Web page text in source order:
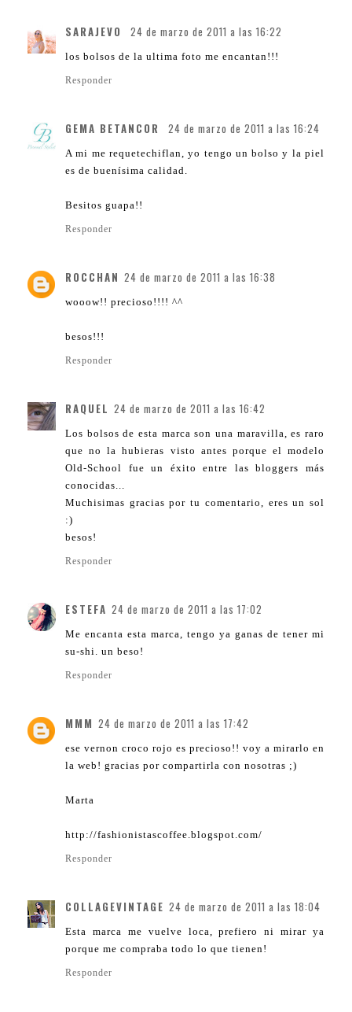
SARAJEVO 24 de marzo de 2011 a las 16:22
los bolsos de la ultima foto me encantan!!!
Responder
GEMA BETANCOR 24 de marzo de 2011 a las 16:24
A mi me requetechiflan, yo tengo un bolso y la piel
es de buenísima calidad.
Besitos guapa!!
Responder
ROCCHAN 24 de marzo de 2011 a las 16:38
wooow!! precioso!!!! ^^
besos!!!
Responder
RAQUEL 24 de marzo de 2011 a las 16:42
Los bolsos de esta marca son una maravilla, es raro
que no la hubieras visto antes porque el modelo
Old-School fue un éxito entre las bloggers más
conocidas...
Muchisimas gracias por tu comentario, eres un sol
:)
besos!
Responder
ESTEFA 24 de marzo de 2011 a las 17:02
Me encanta esta marca, tengo ya ganas de tener mi
su-shi. un beso!
Responder
MMM 24 de marzo de 2011 a las 17:42
ese vernon croco rojo es precioso!! voy a mirarlo en
la web! gracias por compartirla con nosotras ;)
Marta
http://fashionistascoffee.blogspot.com/
Responder
COLLAGEVINTAGE 24 de marzo de 2011 a las 18:04
Esta marca me vuelve loca, prefiero ni mirar ya
porque me compraba todo lo que tienen!
Responder